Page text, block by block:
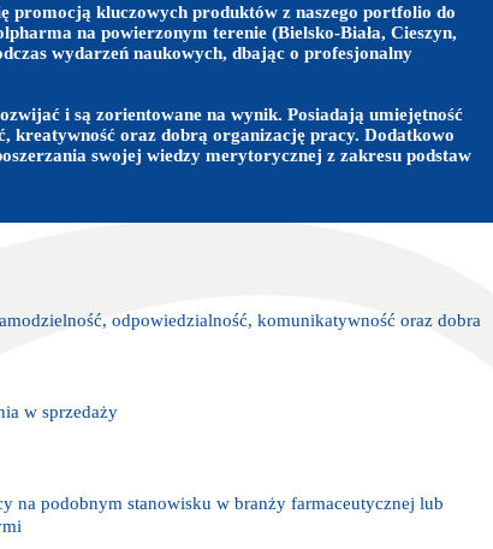
promocją kluczowych produktów z naszego portfolio do
na powierzonym terenie (Bielsko-Biała, Cieszyn,
wydarzeń naukowych, dbając o profesjonalny
i są zorientowane na wynik. Posiadają umiejętność
kreatywność oraz dobrą organizację pracy. Dodatkowo
swojej wiedzy merytorycznej z zakresu podstaw
odpowiedzialność, komunikatywność oraz dobra
w sprzedaży
na podobnym stanowisku w branży farmaceutycznej lub